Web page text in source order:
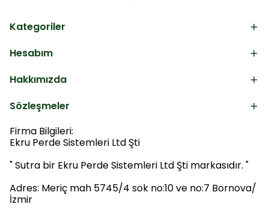
Kategoriler
Hesabım
Hakkımızda
Sözleşmeler
Firma Bilgileri:
Ekru Perde Sistemleri Ltd Şti
" Sutra bir Ekru Perde Sistemleri Ltd Şti markasıdır. "
Adres: Meriç mah 5745/4 sok no:10 ve no:7 Bornova/
İzmir